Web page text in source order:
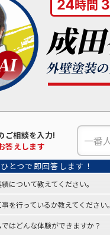
ご相談を入力!
答えします
について教えてください。
を行っているか教えてください。
はどんな体験ができますか？